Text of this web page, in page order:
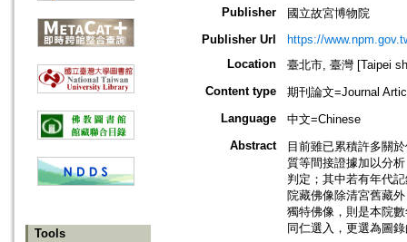
Tools
Publisher
國立故宮博物院
Publisher Url
https://
Location
臺北市, 臺灣 [Taipei
Content type
期刊論文=Journal
Language
中文=Chinese
Abstract
目前雖已累積許多關
質等間接證據加以分
判定；其中若有年代
院藏佛像除清宮舊藏
獨特佛像，則是本院
同仁選入，更選為圖